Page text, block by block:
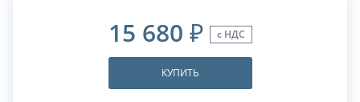
15 680 ₽ с НДС
КУПИТЬ